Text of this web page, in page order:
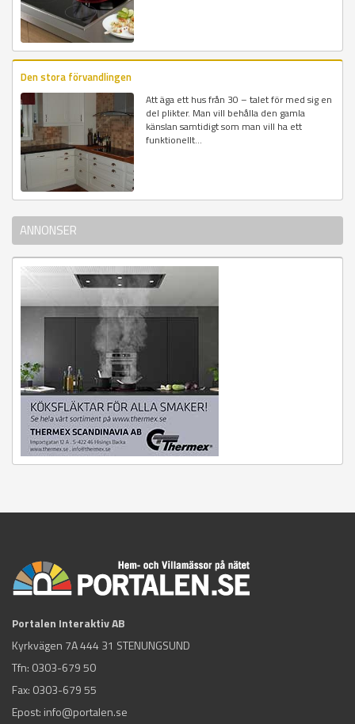
Den stora förvandlingen
Att äga ett hus från 30 – talet för med sig en
del plikter. Man vill behålla den gamla
känslan samtidigt som man vill ha ett
funktionellt...
ANNONSER
Portalen Interaktiv AB
Kyrkvägen 7A 444 31 STENUNGSUND
Tfn: 0303-679 50
Fax: 0303-679 55
Epost: info@portalen.se